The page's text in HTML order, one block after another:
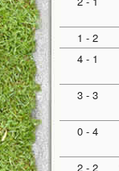
1 - 2
4 - 1
3 - 3
0 - 4
2 - 2